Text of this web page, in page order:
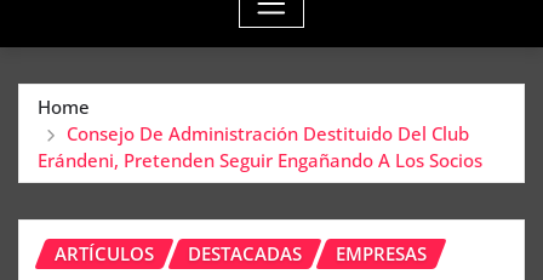
Home
Consejo De Administración Destituido Del Club
Erándeni, Pretenden Seguir Engañando A Los Socios
ARTÍCULOS DESTACADAS EMPRESAS